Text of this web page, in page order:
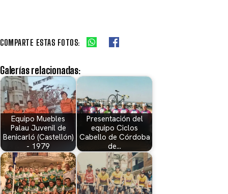
COMPARTE ESTAS FOTOS:
Galerías relacionadas:
Equipo Muebles
Palau Juvenil de
Benicarló (Castellón)
- 1979
Presentación del
equipo Ciclos
Cabello de Córdoba
de…